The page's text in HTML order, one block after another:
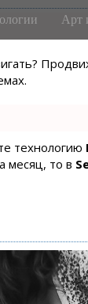
технологию
месяц, то в
Арт